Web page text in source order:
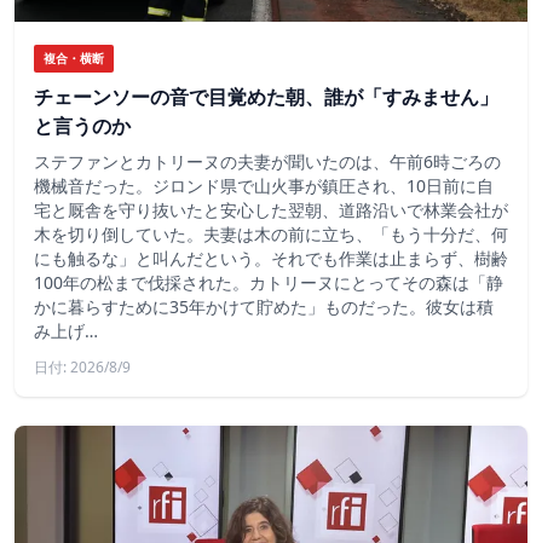
複合・横断
チェーンソーの音で目覚めた朝、誰が「すみません」
と言うのか
ステファンとカトリーヌの夫妻が聞いたのは、午前6時ごろの
機械音だった。ジロンド県で山火事が鎮圧され、10日前に自
宅と厩舎を守り抜いたと安心した翌朝、道路沿いで林業会社が
木を切り倒していた。夫妻は木の前に立ち、「もう十分だ、何
にも触るな」と叫んだという。それでも作業は止まらず、樹齢
100年の松まで伐採された。カトリーヌにとってその森は「静
かに暮らすために35年かけて貯めた」ものだった。彼女は積
み上げ…
日付: 2026/8/9